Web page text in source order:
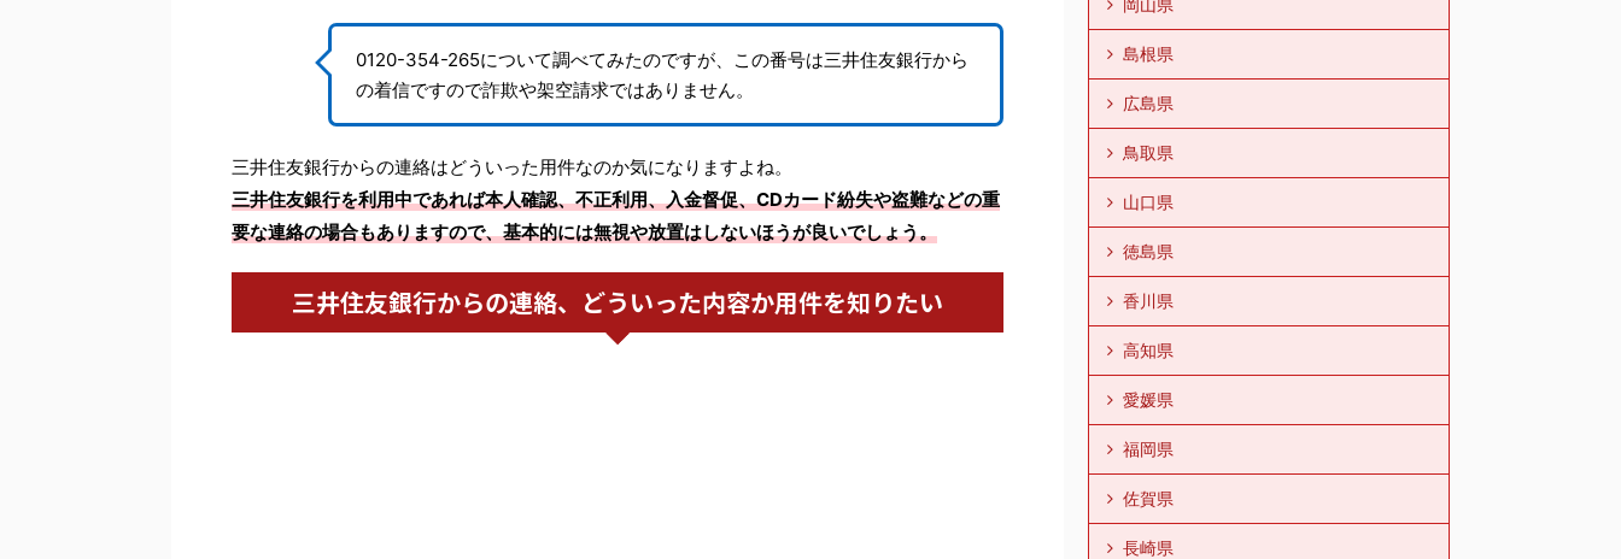
0120-354-265について調べてみたのですが、この番号は三井住友銀行から
の着信ですので詐欺や架空請求ではありません。
三井住友銀行からの連絡はどういった用件なのか気になりますよね。
三井住友銀行を利用中であれば本人確認、不正利用、入金督促、CDカード紛失や盗難などの重
要な連絡の場合もありますので、基本的には無視や放置はしないほうが良いでしょう。
三井住友銀行からの連絡、どういった内容か用件を知りたい
岡山県
島根県
広島県
鳥取県
山口県
徳島県
香川県
高知県
愛媛県
福岡県
佐賀県
長崎県